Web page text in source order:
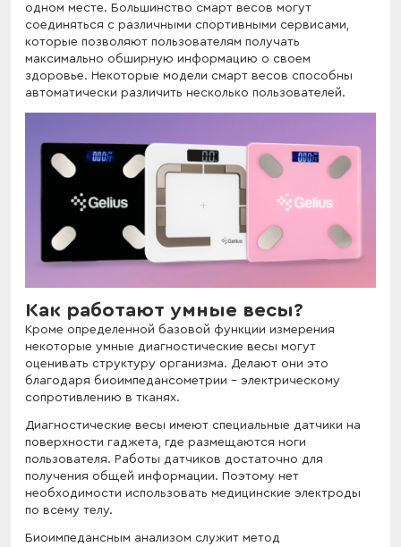
одном месте. Большинство смарт весов могут
соединяться с различными спортивными сервисами,
которые позволяют пользователям получать
максимально обширную информацию о своем
здоровье. Некоторые модели смарт весов способны
автоматически различить несколько пользователей.
Как работают умные весы?
Кроме определенной базовой функции измерения
некоторые умные диагностические весы могут
оценивать структуру организма. Делают они это
благодаря биоимпедансометрии - электрическому
сопротивлению в тканях.
Диагностические весы имеют специальные датчики на
поверхности гаджета, где размещаются ноги
пользователя. Работы датчиков достаточно для
получения общей информации. Поэтому нет
необходимости использовать медицинские электроды
по всему телу.
Биоимпедансным анализом служит метод